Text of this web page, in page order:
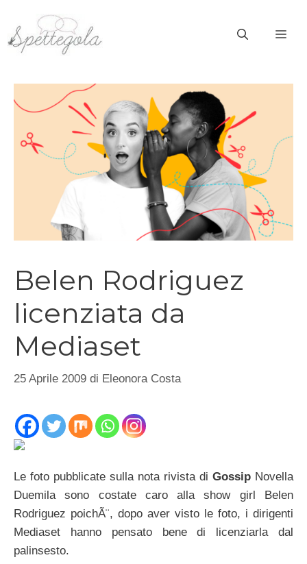
contenuto
Belen Rodriguez
licenziata da
Mediaset
25 Aprile 2009 di Eleonora Costa
Le foto pubblicate sulla nota rivista di Gossip Novella
Duemila sono costate caro alla show girl Belen
Rodriguez poichÃ¨, dopo aver visto le foto, i dirigenti
Mediaset hanno pensato bene di licenziarla dal
palinsesto.